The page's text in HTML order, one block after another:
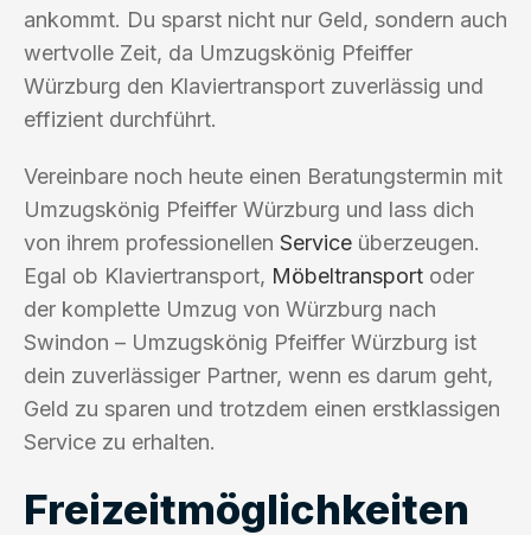
ankommt. Du sparst nicht nur Geld, sondern auch
wertvolle Zeit, da Umzugskönig Pfeiffer
Würzburg den Klaviertransport zuverlässig und
effizient durchführt.
Vereinbare noch heute einen Beratungstermin mit
Umzugskönig Pfeiffer Würzburg und lass dich
von ihrem professionellen Service überzeugen.
Egal ob Klaviertransport, Möbeltransport oder
der komplette Umzug von Würzburg nach
Swindon – Umzugskönig Pfeiffer Würzburg ist
dein zuverlässiger Partner, wenn es darum geht,
Geld zu sparen und trotzdem einen erstklassigen
Service zu erhalten.
Freizeitmöglichkeiten